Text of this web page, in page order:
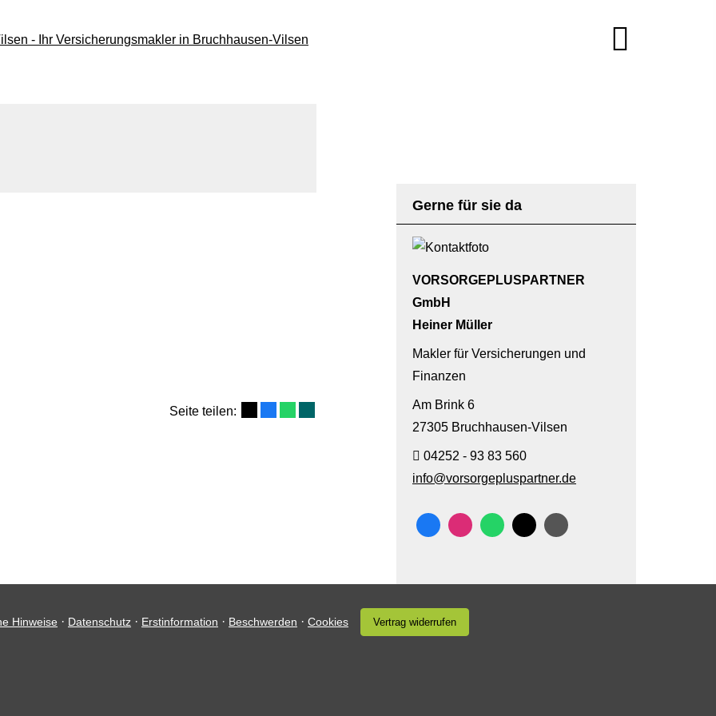
Gerne für sie da
VORSORGEPLUSPARTNER
GmbH
Heiner Müller
Makler für Versicherungen und
Finanzen
Am Brink 6
27305 Bruchhausen-Vilsen
04252 - 93 83 560
info@vorsorgepluspartner.de
Seite teilen:
Hinweise · Datenschutz · Erstinformation · Beschwerden · Cookies Vertrag widerrufen